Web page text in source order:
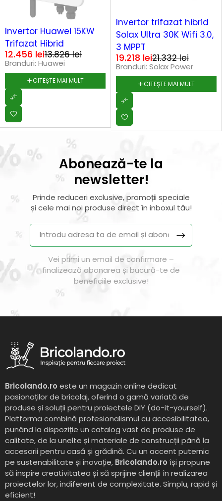
SOLD OUT
Invertor Huawei 15KW
Trifazat Hibrid
13.826lei
12.456 lei
Branduri: Huawei
CITEȘTE MAI MULT
SOLD OUT
Invertor trifazat hibrid
Solax Ultra 30K Wifi 3.0,
3 MPPT
21.332lei
19.218 lei
Branduri: Solax Power
CITEȘTE MAI MULT
Abonează-te la
newsletter!
Prinde reduceri exclusive, promoții speciale
și cele mai noi produse direct în inboxul tău!
Vei primi un email de confirmare –
finalizează abonarea și bucură-te de
beneficiile exclusive!
Bricolando.ro este un magazin online dedicat
pasionaților de bricolaj, oferind o gamă variată de
produse și soluții pentru proiectele DIY (do-it-yourself).
Platforma combină profesionalismul cu accesibilitatea,
punând la dispoziție un catalog vast de produse de
calitate, de la unelte și materiale de construcții până la
accesorii pentru casă și grădină. Cu un accent puternic
pe sustenabilitate și inovație, Bricolando.ro își propune
să inspire creativitatea și să sprijine clienții în realizarea
proiectelor lor, indiferent de complexitate. Simplu, rapid și
eficient!